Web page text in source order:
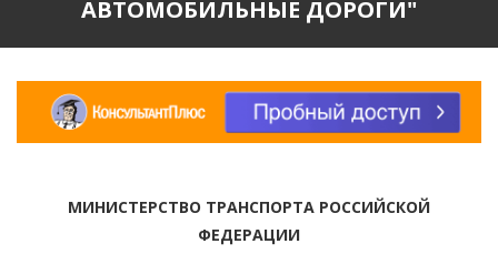
АВТОМОБИЛЬНЫЕ ДОРОГИ"
МИНИСТЕРСТВО ТРАНСПОРТА РОССИЙСКОЙ
ФЕДЕРАЦИИ